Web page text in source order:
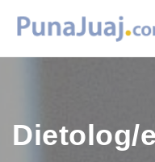
Dietolog/e